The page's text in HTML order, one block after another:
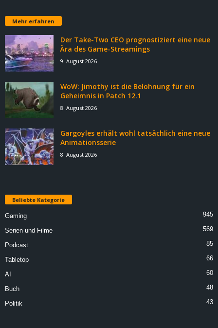
Mehr erfahren
Der Take-Two CEO prognostiziert eine neue
Ära des Game-Streamings
9. August 2026
WoW: Jimothy ist die Belohnung für ein
Geheimnis in Patch 12.1
8. August 2026
Gargoyles erhält wohl tatsächlich eine neue
Animationsserie
8. August 2026
Beliebte Kategorie
Gaming 945
Serien und Filme 569
Podcast 85
Tabletop 66
AI 60
Buch 48
Politik 43